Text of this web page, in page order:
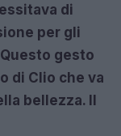
di
per gli
gesto
di Clio che va
bellezza. Il